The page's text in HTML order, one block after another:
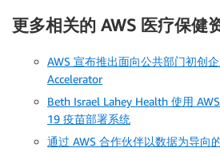
更多相关的 AWS 医疗保健
AWS 宣布推出面向公共部门初创
Accelerator
Beth Israel Lahey Health 使用
19 疫苗部署系统
通过 AWS 合作伙伴以数据为导向